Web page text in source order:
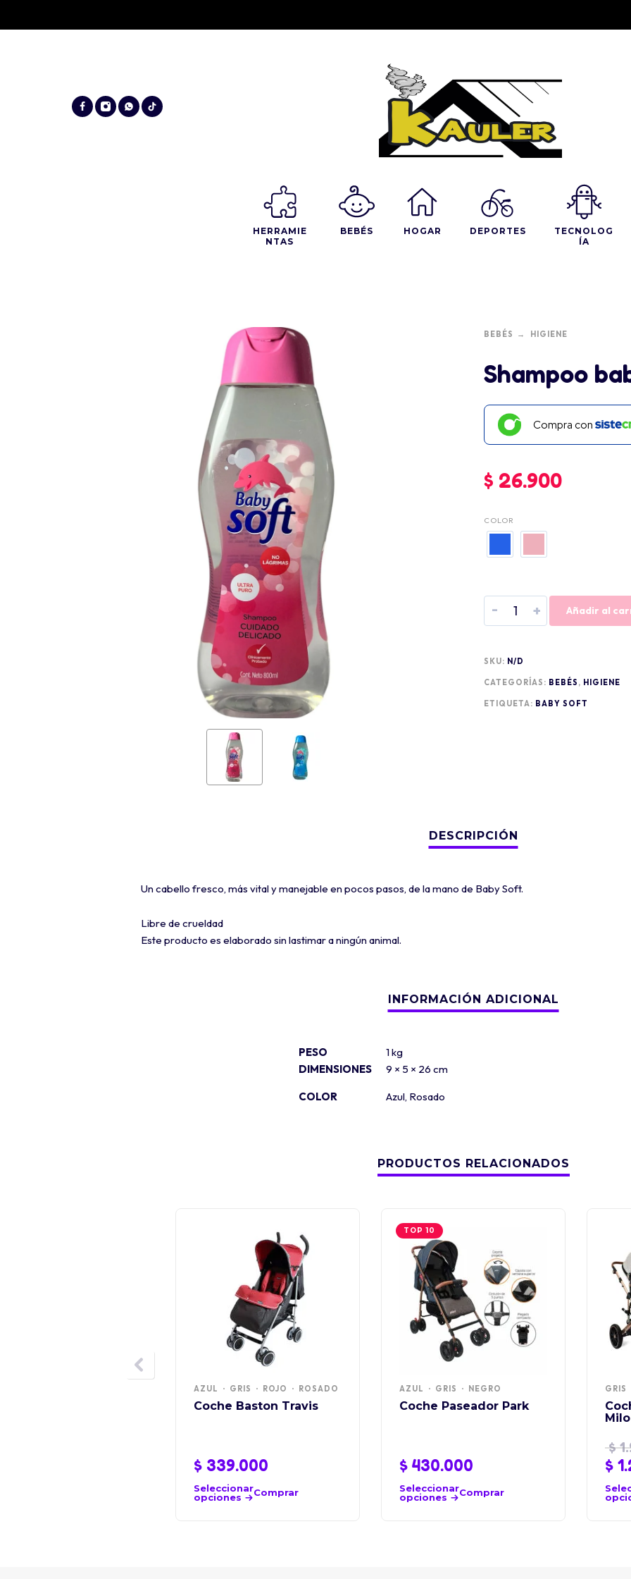
HERRAMIE
NTAS
BEBÉS HOGAR DEPORTES
TECNOLOG
ÍA
BEBÉS HIGIENE
Shampoo
Compra con
$ 26.900
COLOR
- + Añadir al
SKU: N/D
CATEGORÍAS: BEBÉS , HIGIENE
ETIQUETA: BABY SOFT
Un cabello fresco, más vital y manejable en pocos pasos, de la mano de Baby Soft.
Libre de crueldad
Este producto es elaborado sin lastimar a ningún animal.
PESO
1 kg
DIMENSIONES
9 × 5 × 26 cm
COLOR Azul, Rosado
PRODUCTOS RELACIONADOS
AZUL GRIS ROJO ROSADO
Coche Baston Travis
$ 339.000
Seleccionar
opciones
Comprar
TOP 10
AZUL GRIS NEGRO
Coche Paseador Park
$ 430.000
Seleccionar
opciones
Comprar
GRIS
$
$